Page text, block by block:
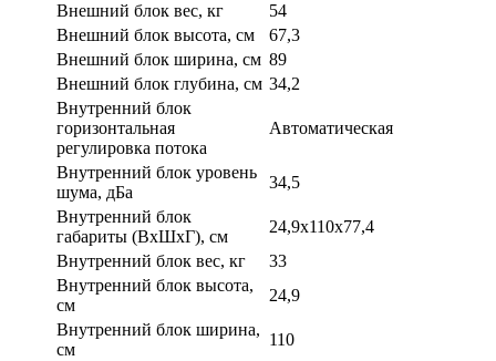
Внешний блок вес, кг
54
Внешний блок высота, см
67,3
Внешний блок ширина, см 89
Внешний блок глубина, см 34,2
Внутренний блок
горизонтальная
регулировка потока
Автоматическая
Внутренний блок уровень
шума, дБа
34,5
Внутренний блок
габариты (ВхШхГ), см
24,9x110x77,4
Внутренний блок вес, кг
33
Внутренний блок высота,
см
24,9
Внутренний блок ширина,
см
110